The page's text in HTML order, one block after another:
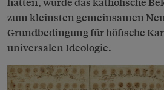
zum kleinsten gemeinsamen
Grundbedingung für höfische
universalen Ideologie.